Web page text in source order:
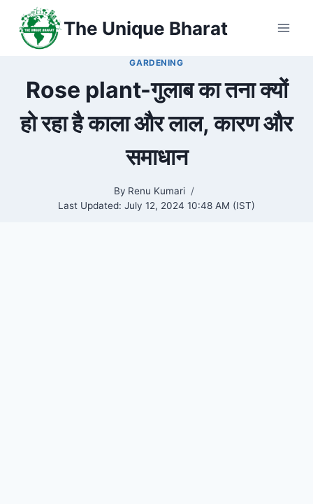
content
The Unique Bharat
GARDENING
Rose plant-गुलाब का तना क्यों
हो रहा है काला और लाल, कारण और
समाधान
By Renu Kumari
Last Updated: July 12, 2024 10:48 AM (IST)